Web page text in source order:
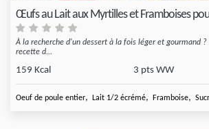
Œufs au Lait aux Myrtilles et Framboises
À la recherche d'un dessert à la fois léger et gourmand ?
recette d...
159 Kcal 3 pts WW
Oeuf de poule entier, Lait 1/2 écrémé, Framboise,